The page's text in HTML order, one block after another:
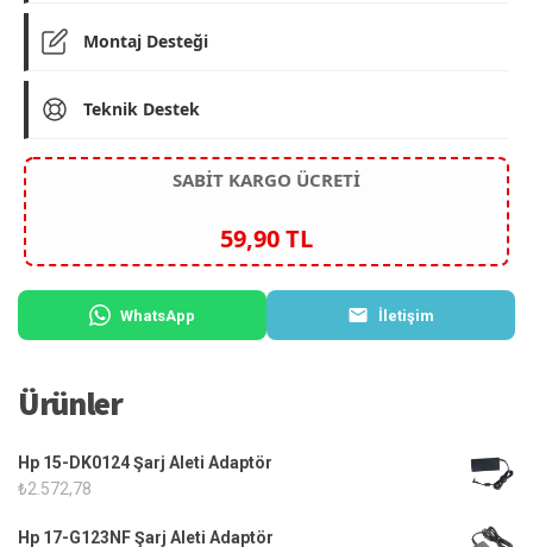
Montaj Desteği
Teknik Destek
SABİT KARGO ÜCRETİ
59,90 TL
WhatsApp İletişim
Ürünler
Hp 15-DK0124 Şarj Aleti Adaptör
₺2.572,78
Hp 17-G123NF Şarj Aleti Adaptör